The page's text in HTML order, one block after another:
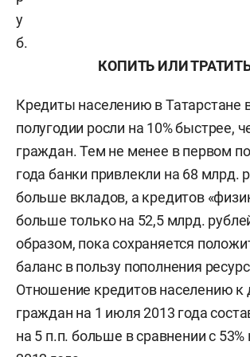
у
б.
КОПИТЬ ИЛИ
Кредиты населению в Татарстане
полугодии росли на 10% быстрее,
граждан. Тем не менее в первом
года банки привлекли на 68 млрд.
больше вкладов, а кредитов
больше только на 52,5 млрд.
образом, пока сохраняется
баланс в пользу пополнения
Отношение кредитов населению к
граждан на 1 июля 2013 года
на 5 п.п. больше в сравнении с